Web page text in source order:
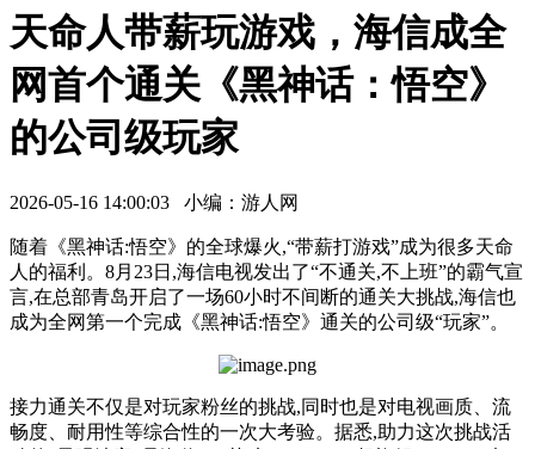
天命人带薪玩游戏，海信成全
网首个通关《黑神话：悟空》
的公司级玩家
2026-05-16 14:00:03 小编：游人网
随着《黑神话:悟空》的全球爆火,“带薪打游戏”成为很多天命
人的福利。8月23日,海信电视发出了“不通关,不上班”的霸气宣
言,在总部青岛开启了一场60小时不间断的通关大挑战,海信也
成为全网第一个完成《黑神话:悟空》通关的公司级“玩家”。
接力通关不仅是对玩家粉丝的挑战,同时也是对电视画质、流
畅度、耐用性等综合性的一次大考验。据悉,助力这次挑战活